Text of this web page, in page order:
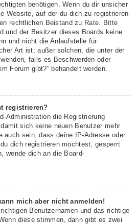
benötigen. Wenn du dir unsicher
Website, auf der du dich zu registrieren
rechtlichen Beistand zu Rate. Bitte
und der Besitzer dieses Boards keine
und nicht die Anlaufstelle für
Art ist; außer solchen, die unter der
falls es Beschwerden oder
Forum gibt?“ behandelt werden.
registrieren?
Administration die Registrierung
sich keine neuen Benutzer mehr
auch sein, dass deine IP-Adresse oder
dich registrieren möchtest, gesperrt
wende dich an die Board-
mich aber nicht anmelden!
Benutzernamen und das richtige
diese stimmen, dann gibt es zwei